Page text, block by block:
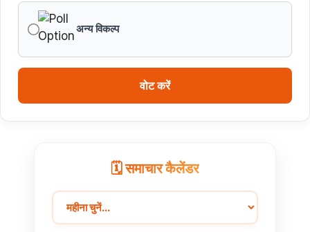
आत्मनिर्भरता का सशक्त प्रतीक है : मुख्यमंत्री डॉ. यादव
बधाई
स्वामीनाथन की जयंती पर किया नमन
अन्य विकल्प
वोट करें
🗓️ समाचार कैलेंडर